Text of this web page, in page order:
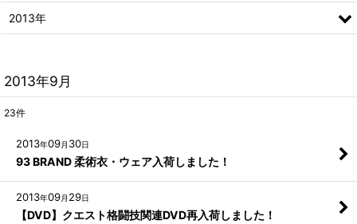
2013年9月
23件
2013年09月 30日
93 BRAND 柔術衣・ウェア入荷しました！
2013年09月 29日
【DVD】クエスト格闘技関連DVD再入荷しました！
2013年